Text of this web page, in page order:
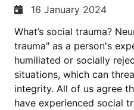
16 January 2024
What’s social trauma?
trauma" as a person's
humiliated or socially
situations, which can
integrity. All of us agree
have experienced social